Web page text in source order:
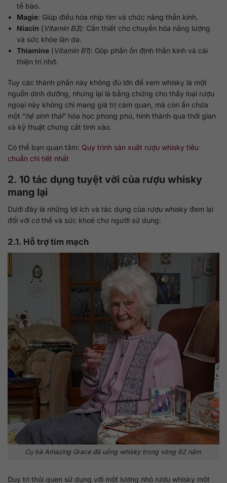
tế bào.
Magie: Giúp điều hòa nhịp tim và chức năng thần kinh.
Niacin ( Vitamin B3): Cần thiết cho chuyển hóa năng lượng
và sức khỏe làn da.
Thiamine ( Vitamin B1): Góp phần ổn định thần kinh và cải
thiện trí nhớ.
Tuy các thành phần này không đủ lớn để xem whisky là một
nguồn dinh dưỡng, nhưng lại là bằng chứng cho thấy loại rượu
ngoại này không chỉ mang giá trị cảm quan, mà còn ẩn chứa
một “hệ sinh thái” hóa học phong phú, hình thành qua thời gian
và kỹ thuật chưng cất tinh xảo.
Có thể bạn quan tâm: Quy trình sản xuất rượu whisky tiêu
chuẩn chi tiết nhất
2. 10 tác dụng tuyệt vời của rượu whisky
mang lại
Dưới đây là những lợi ích và tác dụng của rượu whisky đem lại
đối với cơ thể và sức khoẻ cho người sử dụng:
2.1. Hỗ trợ tim mạch
Cụ bà Amazing Grace đã uống whisky trong vòng 62 năm.
Duy trì thói quen sử dụng với một lượng nhỏ rượu whisky một